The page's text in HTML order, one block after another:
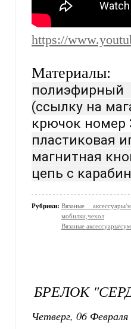
https://
Материалы:
(ссылку на
крючок номер
пластиковая
магнитная
цепь с
Рубрики: Вязаные
мобилки,чехол
Вязаные аксессуары/
БРЕЛОК
Четверг, 06